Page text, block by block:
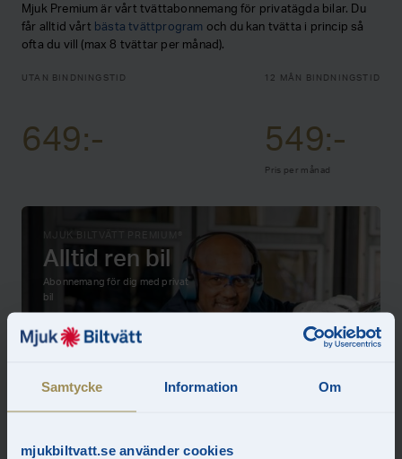
Samtycke Information Om
mjukbiltvatt.se använder cookies
Mjuk Premium är vårt tvättabonnemang för privatägda bilar. Du
får alltid vårt bästa tvättprogram och du kan tvätta i princip så
ofta du vill (max 8 tvättar per månad).
12 MÅN BINDNINGSTID
549:-
Pris per månad
UTAN BINDNINGSTID
649:-
MJUK BILTVÄTT PREMIUM®
Alltid ren bil
Abonnemang för dig med privat
bil